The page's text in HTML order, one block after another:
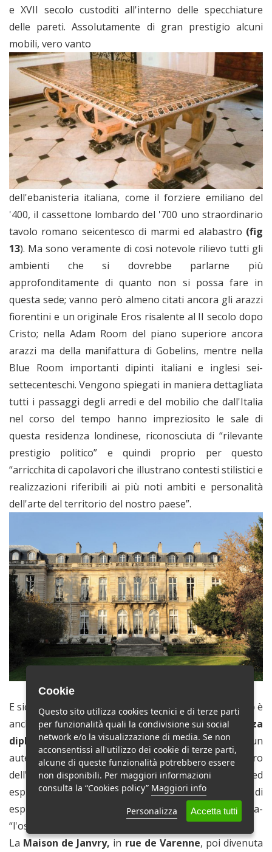
e XVII secolo custoditi all'interno delle specchiature
delle pareti. Assolutamente di gran prestigio alcuni
mobili, vero vanto
dell'ebanisteria italiana, come il forziere emiliano del
'400, il cassettone lombardo del '700 uno straordinario
tavolo romano seicentesco di marmi ed alabastro (fig
13). Ma sono veramente di così notevole rilievo tutti gli
ambienti che si dovrebbe parlarne più
approfonditamente di quanto non si possa fare in
questa sede; vanno però almeno citati ancora gli arazzi
fiorentini e un originale Eros risalente al II secolo dopo
Cristo; nella Adam Room del piano superiore ancora
arazzi ma della manifattura di Gobelins, mentre nella
Blue Room importanti dipinti italiani e inglesi sei-
settecenteschi. Vengono spiegati in maniera dettagliata
tutti i passaggi degli arredi e del mobilio che dall'Italia
nel corso del tempo hanno impreziosito le sale di
questa residenza londinese, riconosciuta di “rilevante
prestigio politico” e quindi proprio per questo
“arricchita di capolavori che illustrano contesti stilistici e
realizzazioni riferibili ai più noti ambiti e personalità
dell'arte del territorio del nostro paese”.
E sicuramente non minore per importanza e prestigio è
anche la sede della nostrarappresentanza
diplomatica a Parigi(fig 14),presentata come un
autentico “teatro delle Arti”, vero capolavoro
dell'architettura transalpina “felice connubio di stili ed
espressioni artistiche di epoche diverse”, in grado di
esprimere al meglio -come sottolinea la studiosa-
“l'osmosi tra le due culture, francese ed italiana”.
La Maison de Janvry, in rue de Varenne, poi divenuta
Cookie
Questo sito utilizza cookies tecnici e di terze parti
per funzionalità quali la condivisione sui social
network e/o la visualizzazione di media. Se non
acconsentissi all'utilizzo dei cookie di terze parti,
alcune di queste funzionalità potrebbero essere
non disponibili. Per maggiori informazioni
consulta la “Cookies policy” Maggiori info
Personalizza
Accetta tutti